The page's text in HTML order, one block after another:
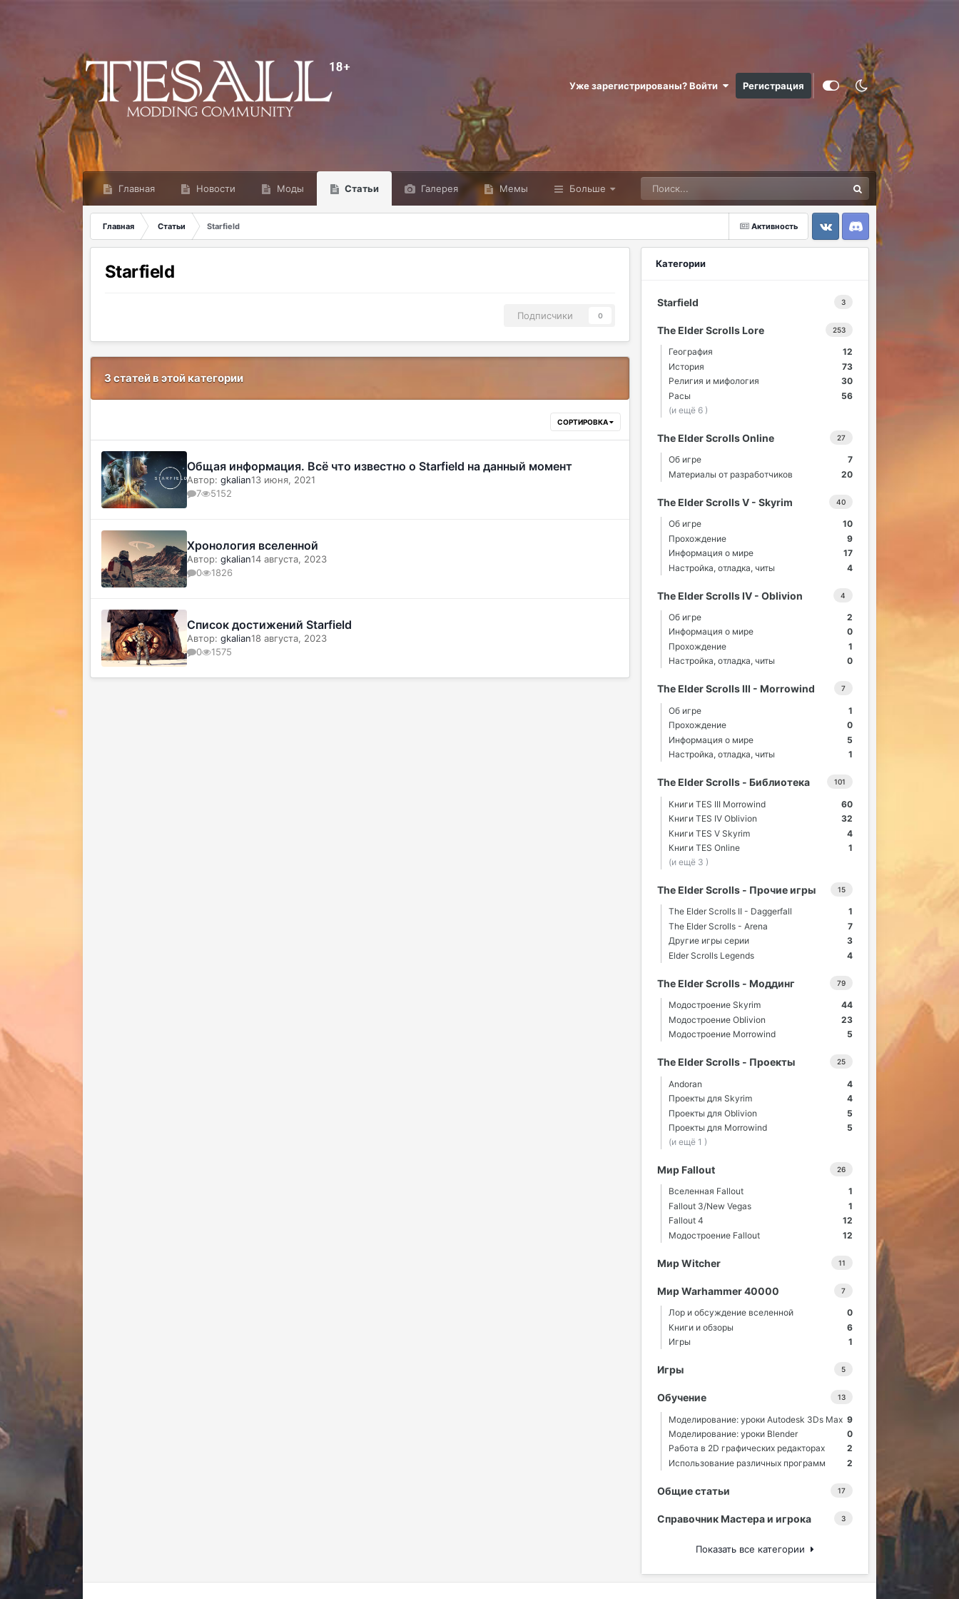
Уже зарегистрированы? Войти Регистрация
Главная Новости Моды Статьи Галерея Мемы Больше
Активность
Главная Статьи
Starfield
VK
Discord
Starfield
Подписчики 0
3 статей в этой категории
СОРТИРОВКА
Общая информация. Всё что известно о Starfield на данный момент
Автор: gkalian13 июня, 2021
7
5152
Хронология вселенной
Автор: gkalian14 августа, 2023
0
1826
Список достижений Starfield
Автор: gkalian18 августа, 2023
0
1575
Категории
3
Starfield
253
The Elder Scrolls Lore
12
География
73
История
30
Религия и мифология
56
Расы
(и ещё 6 )
27
The Elder Scrolls Online
7
Об игре
20
Материалы от разработчиков
40
The Elder Scrolls V - Skyrim
10
Об игре
9
Прохождение
17
Информация о мире
4
Настройка, отладка, читы
4
The Elder Scrolls IV - Oblivion
2
Об игре
0
Информация о мире
1
Прохождение
0
Настройка, отладка, читы
7
The Elder Scrolls III - Morrowind
1
Об игре
0
Прохождение
5
Информация о мире
1
Настройка, отладка, читы
101
The Elder Scrolls - Библиотека
60
Книги TES III Morrowind
32
Книги TES IV Oblivion
4
Книги TES V Skyrim
1
Книги TES Online
(и ещё 3 )
15
The Elder Scrolls - Прочие игры
1
The Elder Scrolls II - Daggerfall
7
The Elder Scrolls - Arena
3
Другие игры серии
4
Elder Scrolls Legends
79
The Elder Scrolls - Моддинг
44
Модостроение Skyrim
23
Модостроение Oblivion
5
Модостроение Morrowind
25
The Elder Scrolls - Проекты
4
Andoran
4
Проекты для Skyrim
5
Проекты для Oblivion
5
Проекты для Morrowind
(и ещё 1 )
26
Мир Fallout
1
Вселенная Fallout
1
Fallout 3/New Vegas
12
Fallout 4
12
Модостроение Fallout
11
Мир Witcher
7
Мир Warhammer 40000
0
Лор и обсуждение вселенной
6
Книги и обзоры
1
Игры
5
Игры
13
Обучение
9
Моделирование: уроки Autodesk 3Ds Max
0
Моделирование: уроки Blender
2
Работа в 2D графических редакторах
2
Использование различных программ
17
Общие статьи
3
Справочник Мастера и игрока
Показать все категории